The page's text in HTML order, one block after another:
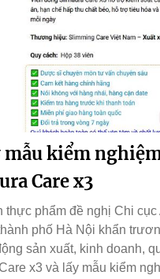
kiểm
Care x3
thực phẩm đề nghị Chi cục
phố Hà Nội khẩn
sản xuất, kinh doanh,
x3 và lấy mẫu kiểm